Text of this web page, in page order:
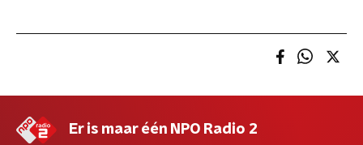
Er is maar één NPO Radio 2